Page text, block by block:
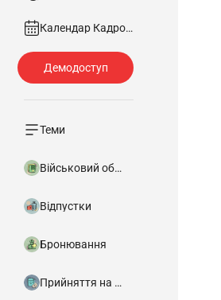
Календар Кадровика
Теми
Військовий облік
Відпустки
Бронювання
Прийняття на роботу